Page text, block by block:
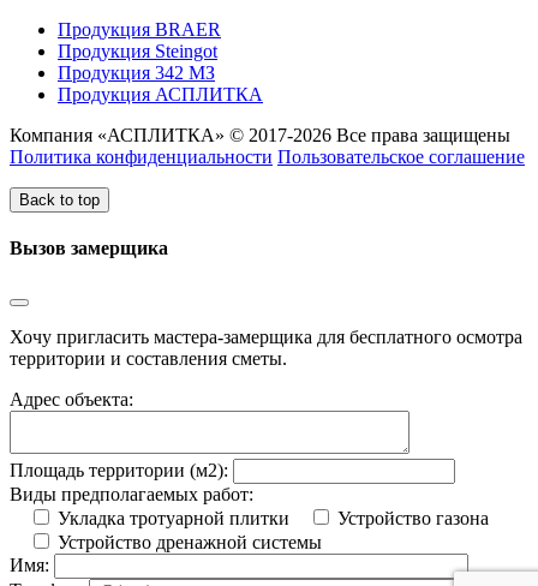
Продукция BRAER
Продукция Steingot
Продукция 342 МЗ
Продукция АСПЛИТКА
Компания «АСПЛИТКА» © 2017-2026 Все права защищены
Политика конфиденциальности Пользовательское соглашение
Back to top
Вызов замерщика
Хочу пригласить мастера-замерщика для бесплатного осмотра
территории и составления сметы.
Адрес объекта:
Площадь территории (м2):
Виды предполагаемых работ:
Укладка тротуарной плитки
Устройство газона
Устройство дренажной системы
Имя: